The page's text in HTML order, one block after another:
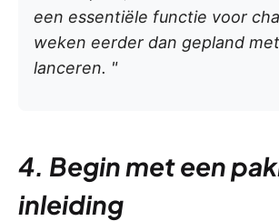
een essentiële functie voor
weken eerder dan gepland
lanceren. "
4. Begin met een
inleiding